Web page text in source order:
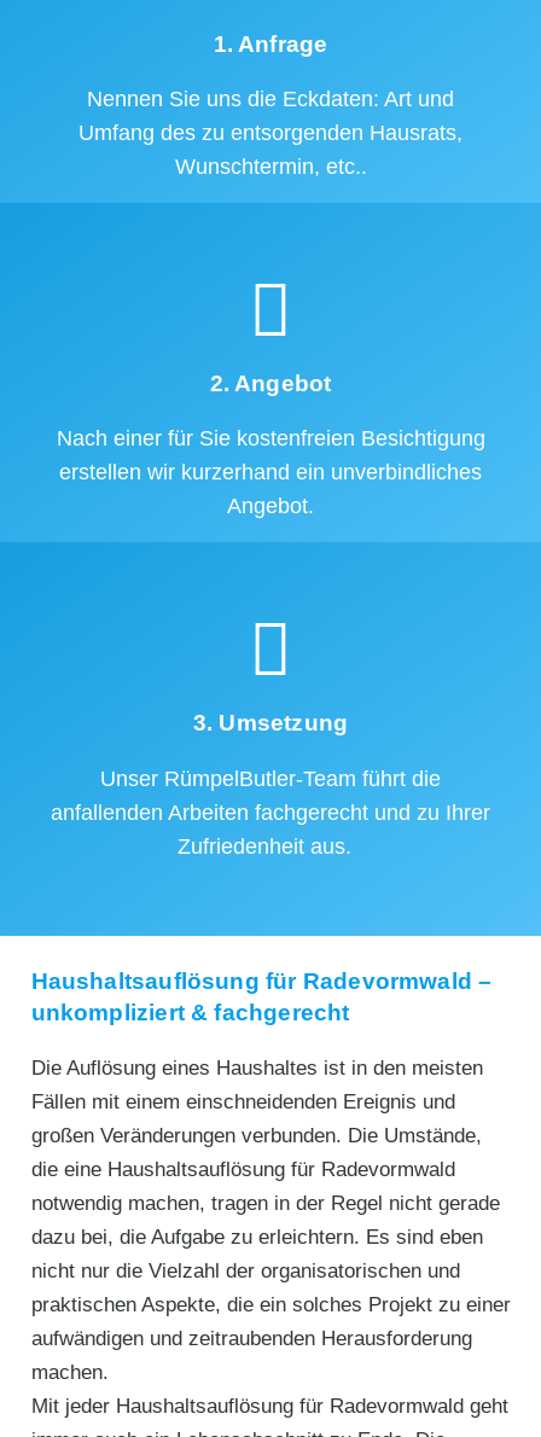
1. Anfrage
Nennen Sie uns die Eckdaten: Art und
Umfang des zu entsorgenden Hausrats,
Wunschtermin, etc..
2. Angebot
Nach einer für Sie kostenfreien Besichtigung
erstellen wir kurzerhand ein unverbindliches
Angebot.
3. Umsetzung
Unser RümpelButler-Team führt die
anfallenden Arbeiten fachgerecht und zu Ihrer
Zufriedenheit aus.
Haushaltsauflösung für Radevormwald –
unkompliziert & fachgerecht
Die Auflösung eines Haushaltes ist in den meisten
Fällen mit einem einschneidenden Ereignis und
großen Veränderungen verbunden. Die Umstände,
die eine Haushaltsauflösung für Radevormwald
notwendig machen, tragen in der Regel nicht gerade
dazu bei, die Aufgabe zu erleichtern. Es sind eben
nicht nur die Vielzahl der organisatorischen und
praktischen Aspekte, die ein solches Projekt zu einer
aufwändigen und zeitraubenden Herausforderung
machen.
Mit jeder Haushaltsauflösung für Radevormwald geht